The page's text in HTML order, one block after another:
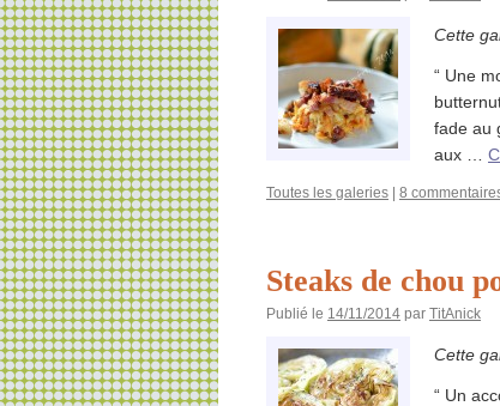
Cette
“ Une
fade au
aux …
Toutes les galeries 8
Steaks de chou
Publié le 14/11/2014 par TitAnick
Cette
“ Un